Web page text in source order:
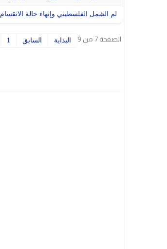
لم الشمل الفلسطيني وإنهاء حالة الانقسام
الصفحة 7 من 9 البداية السابق 1